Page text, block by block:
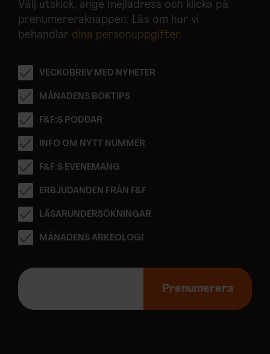
Välj utskick, ange mejladress och klicka på
prenumereraknappen. Läs om hur vi
behandlar dina personuppgifter.
VECKOBREV MED NYHETER
MÅNADENS BOKTIPS
F&F:S PODDAR
INFO OM NYTT NUMMER
F&F:S EVENEMANG
ERBJUDANDEN FRÅN F&F
LÄSARUNDERSÖKNINGAR
MÅNADENS ARKEOLOGI
E
p
Prenumerera